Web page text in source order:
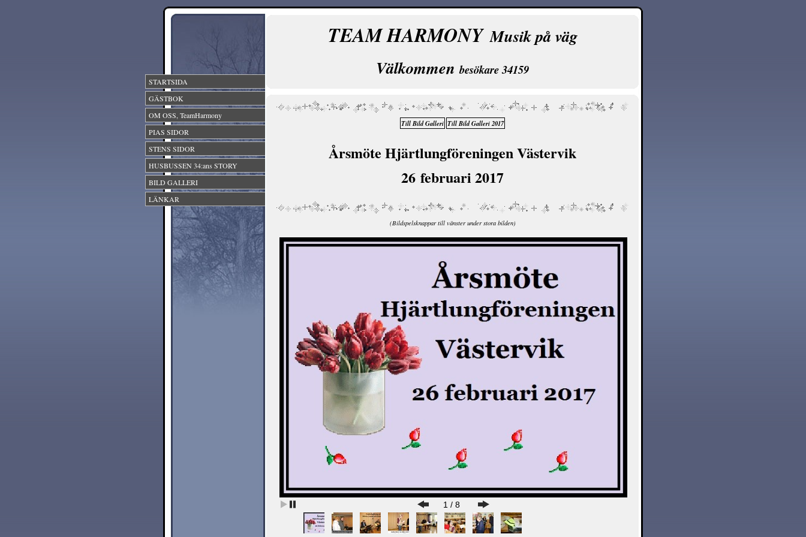
STARTSIDA
GÄSTBOK
OM OSS, TeamHarmony
PIAS SIDOR
STENS SIDOR
HUSBUSSEN 34:ans STORY
BILD GALLERI
LÄNKAR
TEAM HARMONYMusik på väg
Välkommenbesökare 34159
Till Bild Galleri Till Bild Galleri 2017
Årsmöte Hjärtlungföreningen Västervik
26 februari 2017
(Bildspelsknappar till vänster under stora bilden)
1 / 8